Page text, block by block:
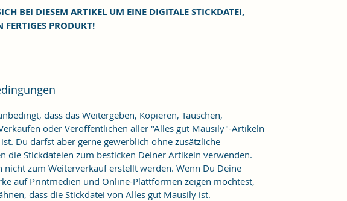
BEI DIESEM ARTIKEL UM EINE DIGITALE STICKDATEI,
PRODUKT!
dass das Weitergeben, Kopieren, Tauschen,
oder Veröffentlichen aller "Alles gut Mausily"-Artikeln
Du darfst aber gerne gewerblich ohne zusätzliche
die Stickdateien zum besticken Deiner Artikeln verwenden.
nicht zum Weiterverkauf erstellt werden. Wenn Du Deine
auf Printmedien und Online-Plattformen zeigen möchtest,
dass die Stickdatei von Alles gut Mausily ist.